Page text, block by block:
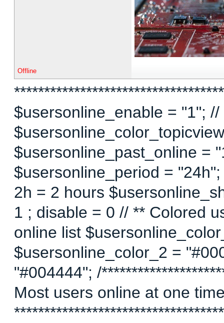
Offline
$usersonline_enable = "1";
$usersonline_past_online =
$usersonline_period =
2h = 2 hours
1 ; disable = 0 // ** Colored
online list
$usersonline_color_2 =
"#004444"; /
Most users online at one